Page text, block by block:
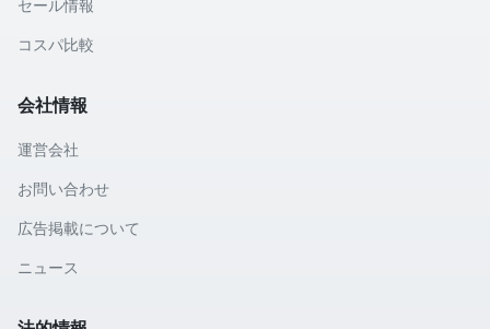
セール情報
コスパ比較
会社情報
運営会社
お問い合わせ
広告掲載について
ニュース